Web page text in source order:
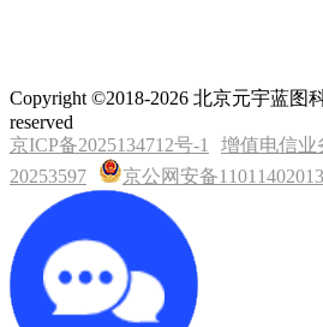
Copyright ©2018-2026 北京元宇蓝图
reserved
京ICP备2025134712号-1
增值电信业
20253597
京公网安备